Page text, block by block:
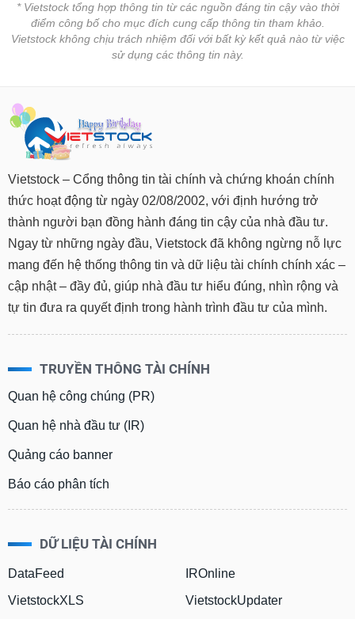
* Vietstock tổng hợp thông tin từ các nguồn đáng tin cậy vào thời
điểm công bố cho mục đích cung cấp thông tin tham khảo.
Vietstock không chịu trách nhiệm đối với bất kỳ kết quả nào từ việc
sử dụng các thông tin này.
Vietstock – Cổng thông tin tài chính và chứng khoán chính
thức hoạt động từ ngày 02/08/2002, với định hướng trở
thành người bạn đồng hành đáng tin cậy của nhà đầu tư.
Ngay từ những ngày đầu, Vietstock đã không ngừng nỗ lực
mang đến hệ thống thông tin và dữ liệu tài chính chính xác –
cập nhật – đầy đủ, giúp nhà đầu tư hiểu đúng, nhìn rộng và
tự tin đưa ra quyết định trong hành trình đầu tư của mình.
TRUYỀN THÔNG TÀI CHÍNH
Quan hệ công chúng (PR)
Quan hệ nhà đầu tư (IR)
Quảng cáo banner
Báo cáo phân tích
DỮ LIỆU TÀI CHÍNH
DataFeed
VietstockXLS
IROnline
VietstockUpdater